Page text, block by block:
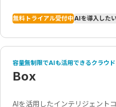
無料トライアル受付中AIを導入した
容量無制限でAIも活用できるクラウ
Box
AIを活用したインテリジェント